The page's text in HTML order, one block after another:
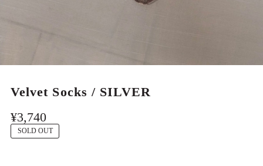
Velvet Socks / SILVER
¥3,740
SOLD OUT